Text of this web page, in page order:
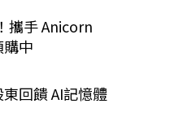
攜手 Anicorn
中
回饋 AI記憶體